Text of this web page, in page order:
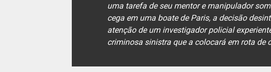
uma tarefa de seu mentor e manipulador
cega em uma boate de Paris, a decisão
atenção de um investigador policial
criminosa sinistra que a colocará em rota de